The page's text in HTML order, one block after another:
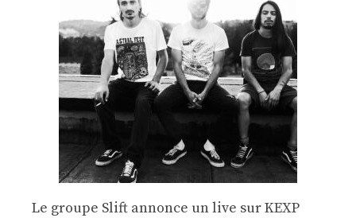
Le groupe Slift annonce un live sur KEXP